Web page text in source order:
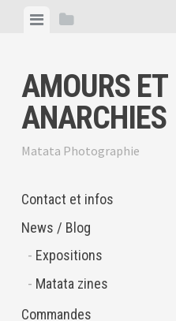
ViewView
AMOURS ET
ANARCHIES
Matata Photographie
Contact et infos
News / Blog
Expositions
Matata zines
Commandes